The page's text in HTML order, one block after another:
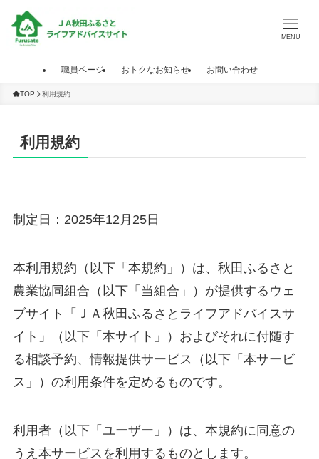
MENU
職員ページ おトクなお知らせ お問い合わせ
TOP 利用規約
利用規約
制定日：2025年12月25日
本利用規約（以下「本規約」）は、秋田ふるさと
農業協同組合（以下「当組合」）が提供するウェ
ブサイト「ＪＡ秋田ふるさとライフアドバイスサ
イト」（以下「本サイト」）およびそれに付随す
る相談予約、情報提供サービス（以下「本サービ
ス」）の利用条件を定めるものです。
利用者（以下「ユーザー」）は、本規約に同意の
うえ本サービスを利用するものとします。